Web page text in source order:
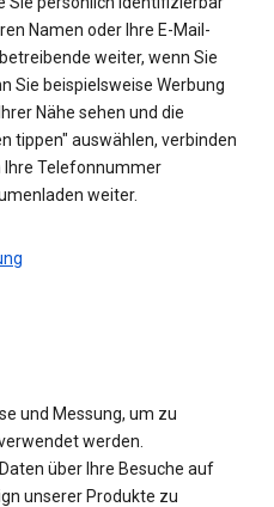
Namen oder Ihre E-Mail-
weiter, wenn Sie
Sie beispielsweise Werbung
Nähe sehen und die
tippen" auswählen, verbinden
Ihre Telefonnummer
weiter.
und Messung, um zu
werden.
über Ihre Besuche auf
unserer Produkte zu